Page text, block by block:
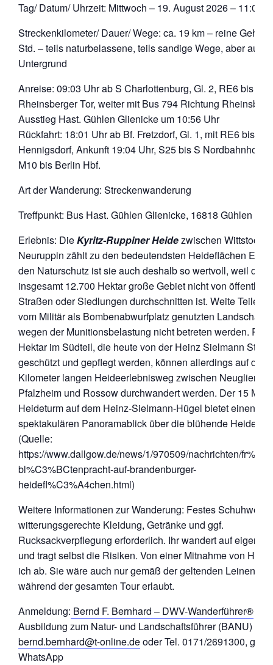
Tag/ Datum/ Uhrzeit: Mittwoch – 19. August 2026 – 11:00
Streckenkilometer/ Dauer/ Wege: ca. 19 km – reine
Std. – teils naturbelassene, teils sandige Wege, aber auch
Untergrund
Anreise: 09:03 Uhr ab S Charlottenburg, Gl. 2, RE6 bis
Rheinsberger Tor, weiter mit Bus 794 Richtung
Ausstieg Hast. Gühlen Glienicke um 10:56 Uhr
Rückfahrt: 18:01 Uhr ab Bf. Fretzdorf, Gl. 1, mit RE6 bis Bf.
Hennigsdorf, Ankunft 19:04 Uhr, S25 bis S Nordbahnhof,
M10 bis Berlin Hbf.
Art der Wanderung: Streckenwanderung
Treffpunkt: Bus Hast. Gühlen Glienicke, 16818 Gühlen
Erlebnis: DieKyritz-Ruppiner Heidezwischen Wittstock
Neuruppin zählt zu den bedeutendsten Heideflächen
den Naturschutz ist sie auch deshalb so wertvoll, weil das
insgesamt 12.700 Hektar große Gebiet nicht von
Straßen oder Siedlungen durchschnitten ist. Weite Teile
vom Militär als Bombenabwurfplatz genutzten Landschaft
wegen der Munitionsbelastung nicht betreten werden.
Hektar im Südteil, die heute von der Heinz Sielmann
geschützt und gepflegt werden, können allerdings auf dem
Kilometer langen Heideerlebnisweg zwischen
Pfalzheim und Rossow durchwandert werden. Der 15
Heideturm auf dem Heinz-Sielmann-Hügel bietet einen
spektakulären Panoramablick über die blühende
(Quelle:
https://www.dallgow.de/news/1/970509/nachrichten/
bl%C3%BCtenpracht-auf-brandenburger-
heidefl%C3%A4chen.html)
Weitere Informationen zur Wanderung: Festes Schuhwerk
witterungsgerechte Kleidung, Getränke und ggf.
Rucksackverpflegung erforderlich. Ihr wandert auf eigene
und tragt selbst die Risiken. Von einer Mitnahme von
ich ab. Sie wäre auch nur gemäß der geltenden
während der gesamten Tour erlaubt.
Anmeldung: Bernd F. Bernhard – DWV-Wanderführer®
Ausbildung zum Natur- und Landschaftsführer (BANU) –
bernd.bernhard@t-online.deoder Tel. 0171/2691300,
WhatsApp